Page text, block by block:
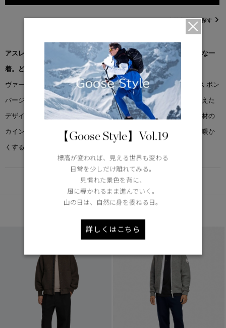
直営店在庫を探す
アスレジャーのエッセンスを取り入れた、通年活躍するクラシックな一
着。どんなスタイリングにも洗練を添えます。
ヴァーシティジャケットに着想を得た「ハドソン カインド フリース ボン
バージャケット」は、クラシックな佇まいと快適な着心地を兼ね備えた
デザイン。心地よいぬくもりと通気性を両立し、次世代フリース素材の
カインドフリースを採用しています。「地球を冷たく、住む人々を暖か
くする」ために開発された素材です。
DETAIL
あなたへのおすすめ
【Goose Style】Vol.19
標高が変われば、見える世界も変わる
日常を少しだけ離れてみる。
見慣れた景色を背に、
風に導かれるまま進んでいく。
山の日は、自然に身を委ねる日。
詳しくはこちら